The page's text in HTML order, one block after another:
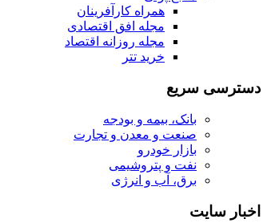
همراه کارآفرینان
مجله افق اقتصادی
مجله روزانه اقتصاد
خرید تتر
دسترسی سریع
بانک، بیمه و بودجه
صنعت و معدن و تجارت
بازار خودرو
نفت و پتروشیمی
برق، آب و انرژی
اخبار سایت